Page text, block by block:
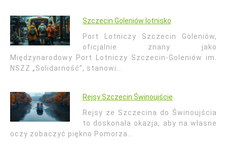
Szczecin Goleniów lotnisko
Port Lotniczy Szczecin Goleniów,
oficjalnie znany jako
Międzynarodowy Port Lotniczy Szczecin-Goleniów im.
NSZZ „Solidarność”, stanowi…
Rejsy Szczecin Świnoujście
Rejsy ze Szczecina do Świnoujścia
to doskonała okazja, aby na własne
oczy zobaczyć piękno Pomorza…